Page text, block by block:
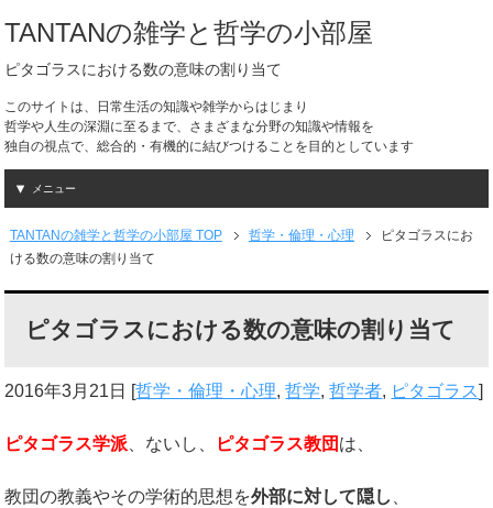
TANTANの雑学と哲学の小部屋
ピタゴラスにおける数の意味の割り当て
このサイトは、日常生活の知識や雑学からはじまり
哲学や人生の深淵に至るまで、さまざまな分野の知識や情報を
独自の視点で、総合的・有機的に結びつけることを目的としています
メニュー
TANTANの雑学と哲学の小部屋 TOP 哲学・倫理・心理
ピタゴラスにお
ける数の意味の割り当て
ピタゴラスにおける数の意味の割り当て
2016年3月21日 [哲学・倫理・心理,哲学,哲学者, ピタゴラス]
ピタゴラス学派 、ないし、 ピタゴラス教団 は、
教団の教義やその学術的思想を外部に対して隠し